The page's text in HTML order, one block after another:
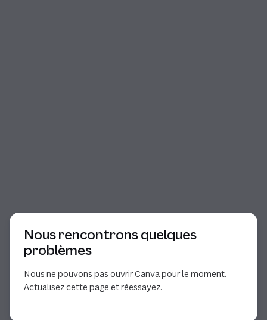
Nous rencontrons quelques
problèmes
Nous ne pouvons pas ouvrir Canva pour le moment.
Actualisez cette page et réessayez.